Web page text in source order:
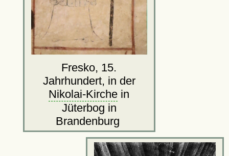
Fresko, 15.
Jahrhundert, in der
Nikolai-Kirche in
Jüterbog in
Brandenburg